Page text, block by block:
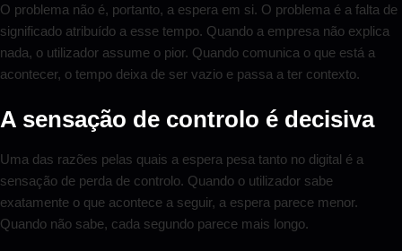
O problema não é, portanto, a espera em si. O problema é a falta de
significado atribuído a esse tempo. Quando a empresa não explica
nada, o utilizador assume o pior. Quando comunica o que está a
acontecer, o tempo deixa de ser vazio e passa a ter contexto.
A sensação de controlo é decisiva
Uma das razões pelas quais a espera pesa tanto no digital é a
sensação de perda de controlo. Quando o utilizador sabe
exatamente o que acontece a seguir, a espera parece menor.
Quando não sabe, cada segundo parece mais longo.